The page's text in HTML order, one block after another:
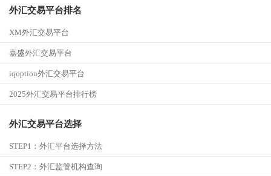
外汇交易平台排名
XM外汇交易平台
嘉盛外汇交易平台
iqoption外汇交易平台
2025外汇交易平台排行榜
外汇交易平台选择
STEP1： 外汇平台选择方法
STEP2： 外汇监管机构查询